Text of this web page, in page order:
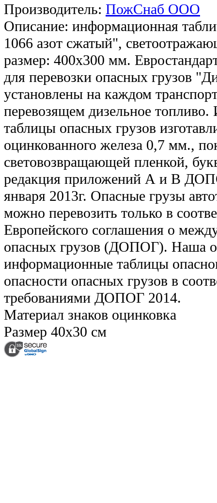
Производитель: ПожСнаб ООО
Описание: информационная
1066 азот сжатый",
размер: 400х300 мм.
для перевозки опасных грузов
установлены на каждом
перевозящем дизельное
таблицы опасных грузов
оцинкованного железа 0,7 мм.,
световозвращающей пленкой,
редакция приложений А и В
января 2013г. Опасные грузы
можно перевозить только в
Европейского соглашения о
опасных грузов (ДОПОГ). Наша
информационные таблицы
опасности опасных грузов в
требованиями ДОПОГ 2014.
Материал знаков оцинковка
Размер 40х30 см